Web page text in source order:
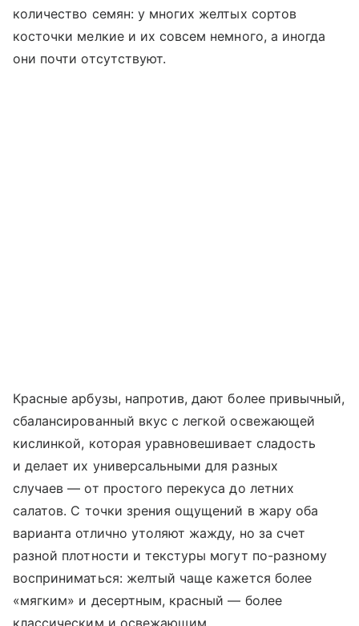
количество семян: у многих желтых сортов
косточки мелкие и их совсем немного, а иногда
они почти отсутствуют.
Красные арбузы, напротив, дают более привычный,
сбалансированный вкус с легкой освежающей
кислинкой, которая уравновешивает сладость
и делает их универсальными для разных
случаев — от простого перекуса до летних
салатов. С точки зрения ощущений в жару оба
варианта отлично утоляют жажду, но за счет
разной плотности и текстуры могут по-разному
восприниматься: желтый чаще кажется более
«мягким» и десертным, красный — более
классическим и освежающим.